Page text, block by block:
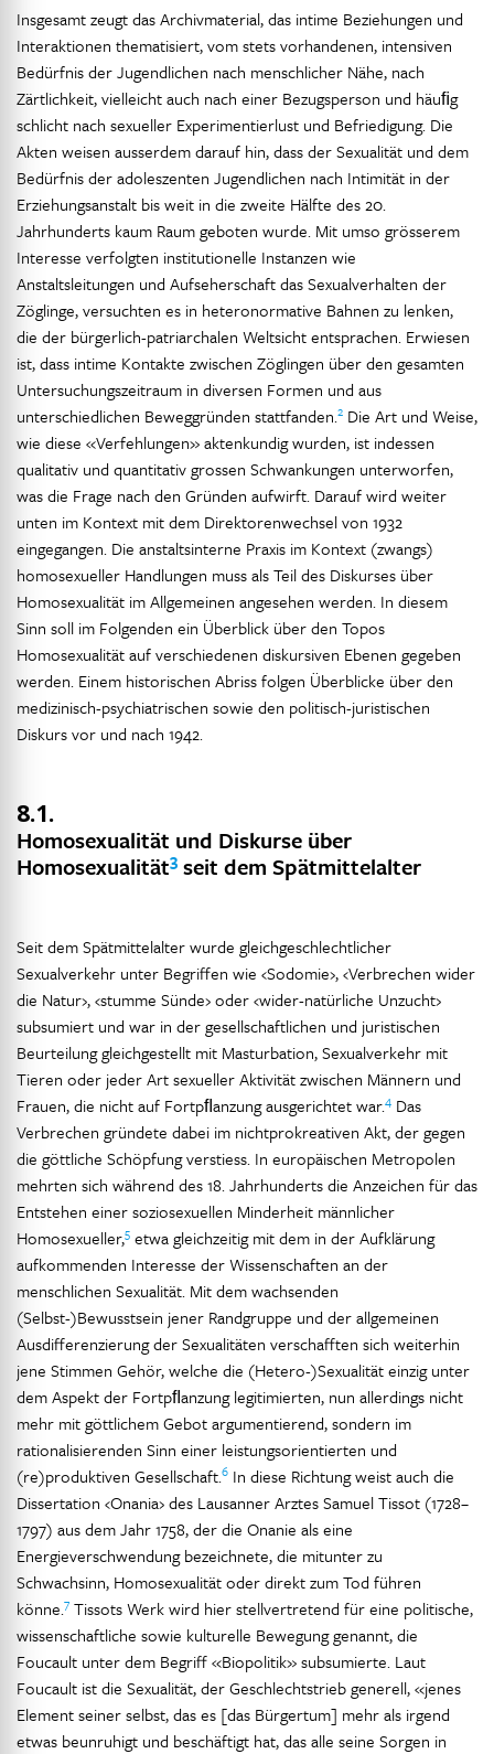
Insgesamt zeugt das Archivmaterial, das intime Beziehungen und
Interaktionen thematisiert, vom stets vorhandenen, intensiven
Bedürfnis der Jugendlichen nach menschlicher Nähe, nach
Zärtlichkeit, vielleicht auch nach einer Bezugsperson und häuﬁg
schlicht nach sexueller Experimentierlust und Befriedigung. Die
Akten weisen ausserdem darauf hin, dass der Sexualität und dem
Bedürfnis der adoleszenten Jugendlichen nach Intimität in der
Erziehungsanstalt bis weit in die zweite Hälfte des 20.
Jahrhunderts kaum Raum geboten wurde. Mit umso grösserem
Interesse verfolgten institutionelle Instanzen wie
Anstaltsleitungen und Aufseherschaft das Sexualverhalten der
Zöglinge, versuchten es in heteronormative Bahnen zu lenken,
die der bürgerlich-patriarchalen Weltsicht entsprachen. Erwiesen
ist, dass intime Kontakte zwischen Zöglingen über den gesamten
Untersuchungszeitraum in diversen Formen und aus
unterschiedlichen Beweggründen stattfanden.2 Die Art und Weise,
wie diese «Verfehlungen» aktenkundig wurden, ist indessen
qualitativ und quantitativ grossen Schwankungen unterworfen,
was die Frage nach den Gründen aufwirft. Darauf wird weiter
unten im Kontext mit dem Direktorenwechsel von 1932
eingegangen. Die anstaltsinterne Praxis im Kontext (zwangs)
homosexueller Handlungen muss als Teil des Diskurses über
Homosexualität im Allgemeinen angesehen werden. In diesem
Sinn soll im Folgenden ein Überblick über den Topos
Homosexualität auf verschiedenen diskursiven Ebenen gegeben
werden. Einem historischen Abriss folgen Überblicke über den
medizinisch-psychiatrischen sowie den politisch-juristischen
Diskurs vor und nach 1942.
8.1.
Homosexualität und Diskurse über
Homosexualität3 seit dem Spätmittelalter
Seit dem Spätmittelalter wurde gleichgeschlechtlicher
Sexualverkehr unter Begriffen wie ‹Sodomie›, ‹Verbrechen wider
die Natur›, ‹stumme Sünde› oder ‹wider-natürliche Unzucht›
subsumiert und war in der gesellschaftlichen und juristischen
Beurteilung gleichgestellt mit Masturbation, Sexualverkehr mit
Tieren oder jeder Art sexueller Aktivität zwischen Männern und
Frauen, die nicht auf Fortpﬂanzung ausgerichtet war.4 Das
Verbrechen gründete dabei im nichtprokreativen Akt, der gegen
die göttliche Schöpfung verstiess. In europäischen Metropolen
mehrten sich während des 18. Jahrhunderts die Anzeichen für das
Entstehen einer soziosexuellen Minderheit männlicher
Homosexueller,5 etwa gleichzeitig mit dem in der Aufklärung
aufkommenden Interesse der Wissenschaften an der
menschlichen Sexualität. Mit dem wachsenden
(Selbst-)Bewusstsein jener Randgruppe und der allgemeinen
Ausdifferenzierung der Sexualitäten verschafften sich weiterhin
jene Stimmen Gehör, welche die (Hetero-)Sexualität einzig unter
dem Aspekt der Fortpﬂanzung legitimierten, nun allerdings nicht
mehr mit göttlichem Gebot argumentierend, sondern im
rationalisierenden Sinn einer leistungsorientierten und
(re)produktiven Gesellschaft.6 In diese Richtung weist auch die
Dissertation ‹Onania› des Lausanner Arztes Samuel Tissot (1728–
1797) aus dem Jahr 1758, der die Onanie als eine
Energieverschwendung bezeichnete, die mitunter zu
Schwachsinn, Homosexualität oder direkt zum Tod führen
könne.7 Tissots Werk wird hier stellvertretend für eine politische,
wissenschaftliche sowie kulturelle Bewegung genannt, die
Foucault unter dem Begriff «Biopolitik» subsumierte. Laut
Foucault ist die Sexualität, der Geschlechtstrieb generell, «jenes
Element seiner selbst, das es [das Bürgertum] mehr als irgend
etwas beunruhigt und beschäftigt hat, das alle seine Sorgen in